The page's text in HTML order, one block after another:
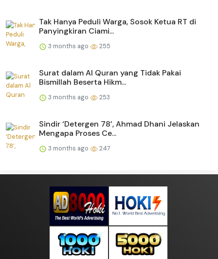
Tak Hanya Peduli Warga, Sosok Ketua RT di
Panyingkiran Ciami...
3 months ago 255
Surat dalam Al Quran yang Tidak Pakai
Bismillah Beserta Hikm...
3 months ago 253
Sindir ‘Detergen 78’, Ahmad Dhani Jelaskan
Mengapa Proses Ce...
3 months ago 247